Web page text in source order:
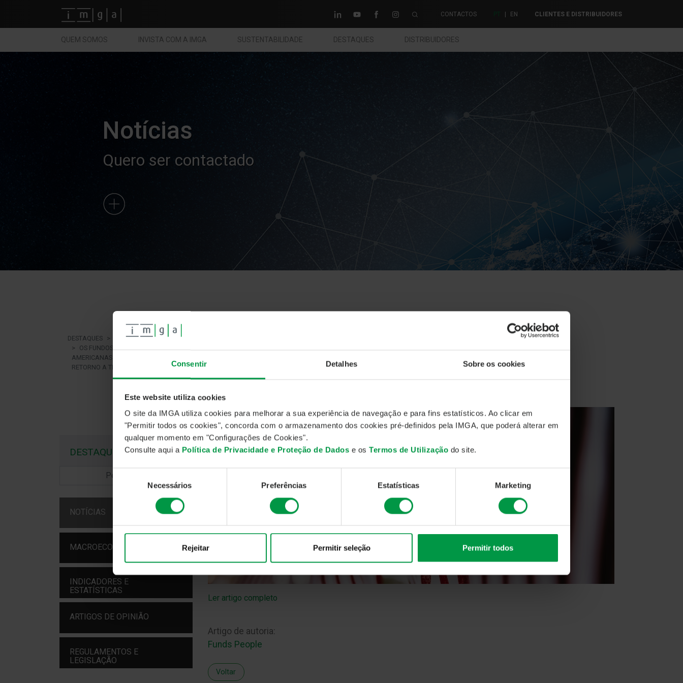
Consentir Detalhes Sobre os cookies
Este website utiliza cookies
O site da IMGA utiliza cookies para melhorar a sua experiência de navegação e para fins estatísticos. Ao clicar em
"Permitir todos os cookies", concorda com o armazenamento dos cookies pré-definidos pela IMGA, que poderá alterar em
qualquer momento em "Configurações de Cookies".
Consulte aqui a Política de Privacidade e Proteção de Dados e os Termos de Utilização do site.
Seleção
consentimento
Necessários Preferências Estatísticas Marketing
Rejeitar Permitir seleção Permitir todos
Fundos imga CONTACTOS PT | EN CLIENTES E DISTRIBUIDORES
QUEM SOMOS INVISTA COM A IMGA SUSTENTABILIDADE DESTAQUES DISTRIBUIDORES
Notícias
Quero ser contactado
Os fundos nacionais de ações americanas no mapa de risco e retorno a três anos
Ler artigo completo
Artigo de autoria:
Funds People
Voltar
DESTAQUES
NOTÍCIAS
OS FUNDOS NACIONAIS DE AÇÕES
AMERICANAS NO MAPA DE RISCO E
RETORNO A TRÊS ANOS
DESTAQUES
NOTÍCIAS
MACROECONOMIA
INDICADORES E
ESTATÍSTICAS
ARTIGOS DE OPINIÃO
REGULAMENTOS E
LEGISLAÇÃO